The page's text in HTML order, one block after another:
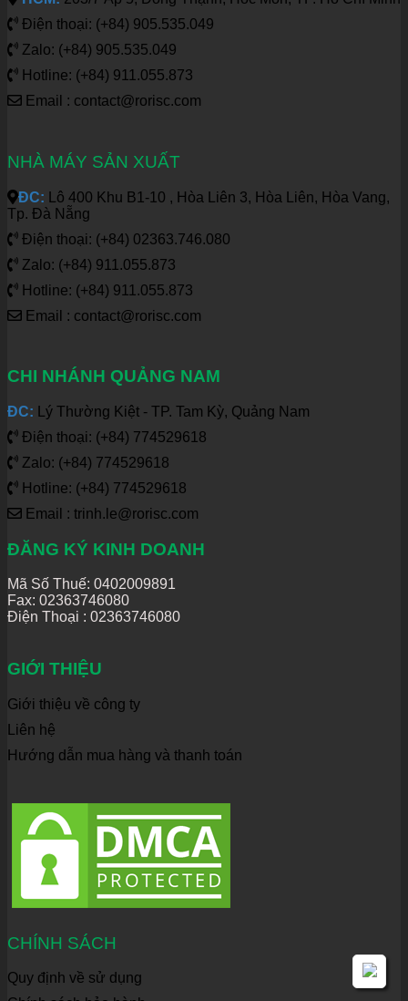
Điện thoại: (+84) 905.535.049
Zalo: (+84) 905.535.049
Hotline: (+84) 911.055.873
Email : contact@rorisc.com
NHÀ MÁY SẢN XUẤT
ĐC: Lô 400 Khu B1-10 , Hòa Liên 3, Hòa Liên, Hòa Vang,
Tp. Đà Nẵng
Điện thoại: (+84) 02363.746.080
Zalo: (+84) 911.055.873
Hotline: (+84) 911.055.873
Email : contact@rorisc.com
CHI NHÁNH QUẢNG NAM
ĐC: Lý Thường Kiệt - TP. Tam Kỳ, Quảng Nam
Điện thoại: (+84) 774529618
Zalo: (+84) 774529618
Hotline: (+84) 774529618
Email : trinh.le@rorisc.com
ĐĂNG KÝ KINH DOANH
Mã Số Thuế: 0402009891
Fax: 02363746080
Điện Thoại : 02363746080
GIỚI THIỆU
Giới thiệu về công ty
Liên hệ
Hướng dẫn mua hàng và thanh toán
CHÍNH SÁCH
Quy định về sử dụng